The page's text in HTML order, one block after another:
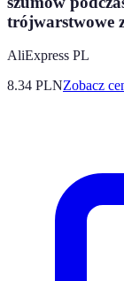
trójwarstwowe
AliExpress PL
8.34 PLNZobacz